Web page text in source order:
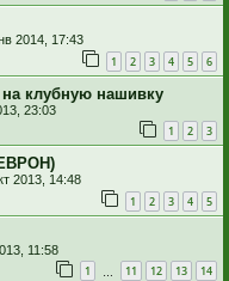
2014, 17:43
1 2 3 4 5 6
клубную нашивку
23:03
1 2 3
2013, 14:48
1 2 3 4 5
11:58
1 11 12 13 14